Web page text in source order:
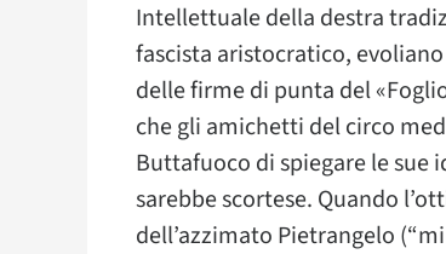
Intellettuale della destra
fascista aristocratico,
delle firme di punta del
che gli amichetti del circo
Buttafuoco di spiegare le sue
sarebbe scortese. Quando
dell’azzimato Pietrangelo